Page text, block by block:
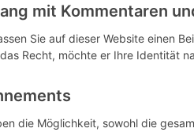
mit Kommentaren
Sie auf dieser Website einen
Recht, möchte er Ihre Identität
die Möglichkeit, sowohl die